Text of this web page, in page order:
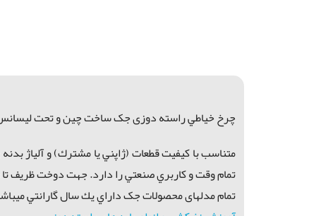
چرخ خياطي راسته دوزی جک ساخت چین و تحت لیسانس
متناسب با كيفيت قطعات (ژاپني يا مشترك) و آلياژ
تمام وقت و كاربري صنعتي را دارد. جهت دوخت ظريف
تمام مدلهای محصولات جک داراي يك سال گارانتي